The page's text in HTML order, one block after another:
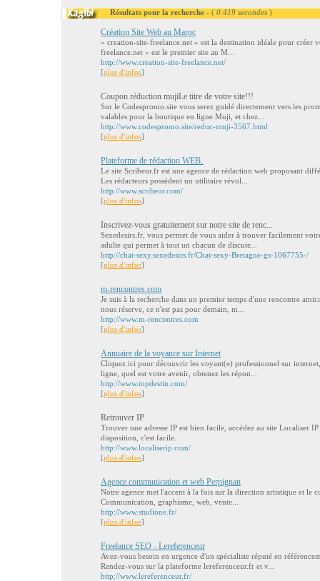
Résultats pour la recherche - ( 0.419 secondes )
Création Site Web au Maroc
« creation-site-freelance.net » est la destination idéale pour créer
freelance.net » est le premier site au M...
http://www.creation-site-freelance.net/
[plus d'infos]
Coupon réduction mujiLe titre de votre site!!!
Sur le Codespromo.site vous serez guidé directement vers les
valables pour la boutique en ligne Muji, et chez...
http://www.codespromo.site/reduc-muji-3567.html
[plus d'infos]
Plateforme de rédaction WEB.
Le site Scribeur.fr est une agence de rédaction web proposant
Les rédacteurs possèdent un utilitaire révol...
http://www.scribeur.com/
[plus d'infos]
Inscrivez-vous gratuitement sur notre site de renc...
Sexedesirs.fr, vous permet de vous aider à trouver facilement
adulte qui permet à tout un chacun de discute...
http://chat-sexy.sexedesirs.fr/Chat-sexy-Bretagne-gs-1067755-/
[plus d'infos]
m-rencontres.com
Je suis à la recherche dans un premier temps d'une rencontre
nous réserve, ce n'est pas pour demain, m...
http://www.m-rencontres.com
[plus d'infos]
Annuaire de la voyance sur Internet
Cliquez ici pour découvrir les voyant(e) professionnel sur
ligne, quel est votre avenir, obtenez les répon...
http://www.topdestin.com/
[plus d'infos]
Retrouver IP
Trouver une adresse IP est bien facile, accédez au site Localiser
disposition, c'est facile.
http://www.localiserip.com/
[plus d'infos]
Agence communication et web Perpignan
Notre agence met l'accent à la fois sur la direction artistique et le
Communication, graphisme, web, vente...
http://www.studione.fr/
[plus d'infos]
Freelance SEO - Lereferenceur
Avez-vous besoin en urgence d'un spécialiste réputé en
Rendez-vous sur la plateforme lereferenceur.fr et v...
http://www.lereferenceur.fr/